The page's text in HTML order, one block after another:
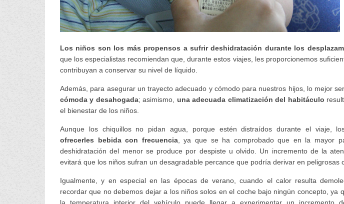
Los niños son los más propensos a sufrir deshidratación durante los
que los especialistas recomiendan que, durante estos viajes, les proporcionemos
contribuyan a conservar su nivel de líquido.
Además, para asegurar un trayecto adecuado y cómodo para nuestros hijos, lo mejor
cómoda y desahogada; asimismo, una adecuada climatización del habitáculo
el bienestar de los niños.
Aunque los chiquillos no pidan agua, porque estén distraídos durante el viaje,
ofrecerles bebida con frecuencia, ya que se ha comprobado que en la mayor
deshidratación del menor se produce por despiste u olvido. Un incremento de la
evitará que los niños sufran un desagradable percance que podría derivar en peligrosas
Igualmente, y en especial en las épocas de verano, cuando el calor resulta
recordar que no debemos dejar a los niños solos en el coche bajo ningún concepto, ya
la temperatura interior del vehículo puede llegar a experimentar un incremento